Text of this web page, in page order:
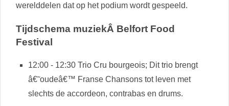
werelddelen dat op het podium wordt gespeeld.
Tijdschema muziekÂ Belfort Food
Festival
12:00 - 12:30 Trio Cru bourgeois; Dit trio brengt
â€˜oudeâ€™ Franse Chansons tot leven met
slechts de accordeon, contrabas en drums.